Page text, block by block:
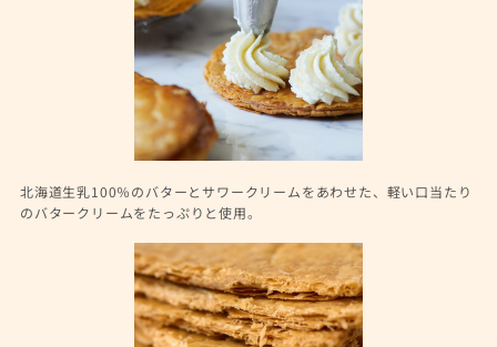
北海道生乳100％のバターとサワークリームをあわせた、軽い口当たり
のバタークリームをたっぷりと使用。